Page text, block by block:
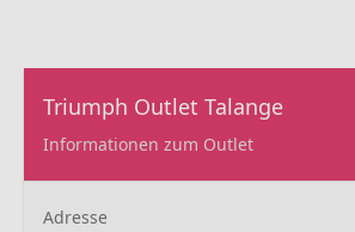
Triumph Outlet Talange
Informationen zum Outlet
Adresse